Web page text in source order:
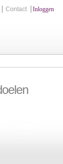
Contact Inloggen